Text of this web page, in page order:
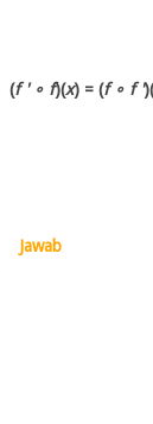
(f ' ∘ f)(x) = (f ∘ f ')(
Jawab